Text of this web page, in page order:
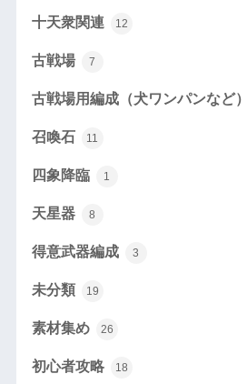
十天衆関連 12
古戦場 7
古戦場用編成（犬ワンパンなど）
召喚石 11
四象降臨 1
天星器 8
得意武器編成 3
未分類 19
素材集め 26
初心者攻略 18